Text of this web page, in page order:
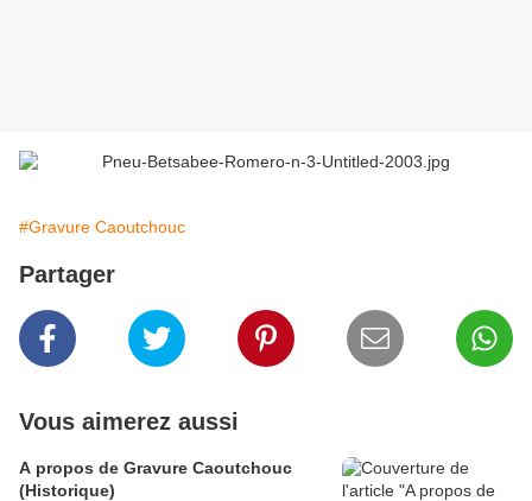
#Gravure Caoutchouc
Partager
Vous aimerez aussi
A propos de Gravure Caoutchouc
(Historique)